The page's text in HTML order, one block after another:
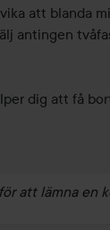
att blanda
antingen
dig att få
för att lämna en